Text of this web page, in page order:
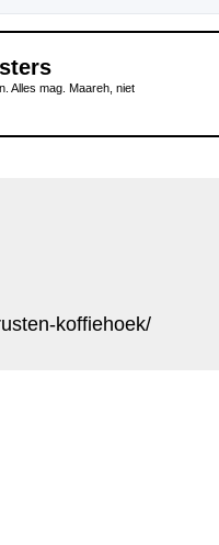
Alles mag. Maareh, niet
koffiehoek/